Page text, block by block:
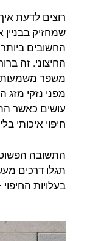
רוצים לדעת
שמחזיק
החשובים
החיצוני. זה
משפר
מפני נזקי מזג
עושים כאשר
חיפוי איכותי
התשובה
תגלו דרכים
בעלויות